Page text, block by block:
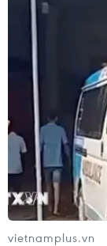
vietnamplus.vn